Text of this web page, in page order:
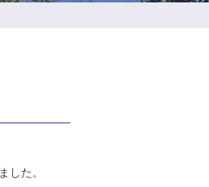
した。